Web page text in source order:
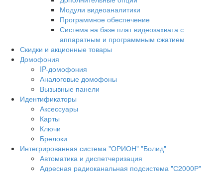
Модули видеоаналитики
Программное обеспечение
Система на базе плат видеозахвата с
аппаратным и программным сжатием
Скидки и акционные товары
Домофония
IP-домофония
Аналоговые домофоны
Вызывные панели
Идентификаторы
Аксессуары
Карты
Ключи
Брелоки
Интегрированная система "ОРИОН" "Болид"
Автоматика и диспетчеризация
Адресная радиоканальная подсистема "С2000Р"